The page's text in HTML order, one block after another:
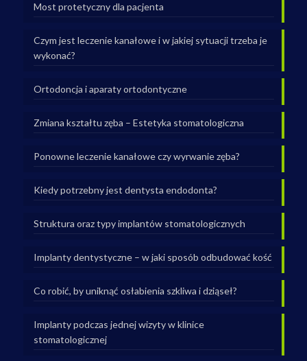
Most protetyczny dla pacjenta
Czym jest leczenie kanałowe i w jakiej sytuacji trzeba je
wykonać?
Ortodoncja i aparaty ortodontyczne
Zmiana kształtu zęba – Estetyka stomatologiczna
Ponowne leczenie kanałowe czy wyrwanie zęba?
Kiedy potrzebny jest dentysta endodonta?
Struktura oraz typy implantów stomatologicznych
Implanty dentystyczne – w jaki sposób odbudować kość
Co robić, by uniknąć osłabienia szkliwa i dziąseł?
Implanty podczas jednej wizyty w klinice
stomatologicznej